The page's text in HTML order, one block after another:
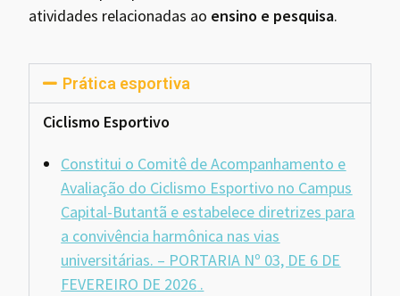
atividades relacionadas ao ensino e pesquisa.
Prática esportiva
Ciclismo Esportivo
Constitui o Comitê de Acompanhamento e
Avaliação do Ciclismo Esportivo no Campus
Capital-Butantã e estabelece diretrizes para
a convivência harmônica nas vias
universitárias. – PORTARIA Nº 03, DE 6 DE
FEVEREIRO DE 2026 .